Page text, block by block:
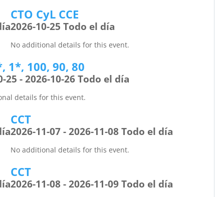
CTO CyL CCE
2026-10-25 Todo el día
No additional details for this event.
1*, 100, 90, 80
25 - 2026-10-26 Todo el día
details for this event.
CCT
2026-11-07 - 2026-11-08 Todo el día
No additional details for this event.
CCT
2026-11-08 - 2026-11-09 Todo el día